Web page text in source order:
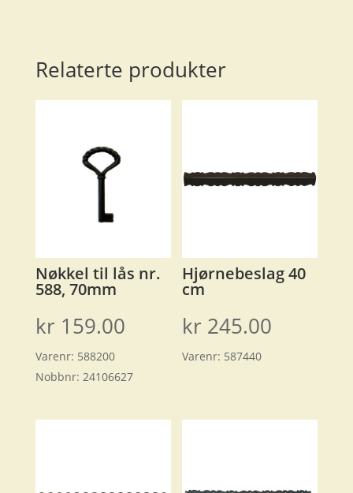
Relaterte produkter
Nøkkel til lås nr.
588, 70mm
kr 159.00
Varenr: 588200
Nobbnr: 24106627
Hjørnebeslag 40
cm
kr 245.00
Varenr: 587440